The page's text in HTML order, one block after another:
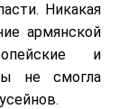
Никакая
армянской
и
не смогла